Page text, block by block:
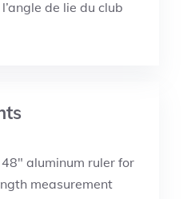
de lie du club
aluminum ruler for
measurement